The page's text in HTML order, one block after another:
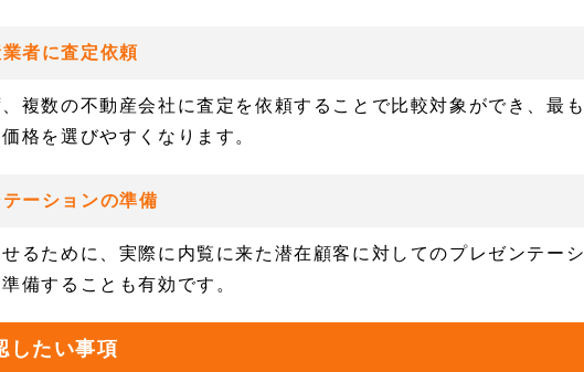
者に査定依頼
複数の不動産会社に査定を依頼することで比較対象ができ、最も
格を選びやすくなります。
ーションの準備
るために、実際に内覧に来た潜在顧客に対してのプレゼンテーシ
備することも有効です。
したい事項